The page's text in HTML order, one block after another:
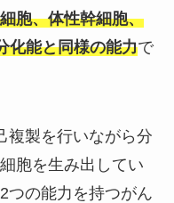
胞、体性幹細胞、
化能と同様の能力で
複製を行いながら分
胞を生み出してい
つの能力を持つがん